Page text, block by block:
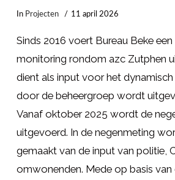
In Projecten 11 april 2026
Sinds 2016 voert Bureau Beke
monitoring rondom azc Zutphen
dient als input voor het
door de beheergroep wordt
Vanaf oktober 2025 wordt de
uitgevoerd. In de negenmeting
gemaakt van de input van politie,
omwonenden. Mede op basis